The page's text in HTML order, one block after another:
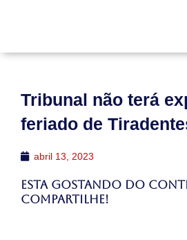
Tribunal não terá
feriado de
abril 13, 2023
Esta gostando do
Compartilhe!